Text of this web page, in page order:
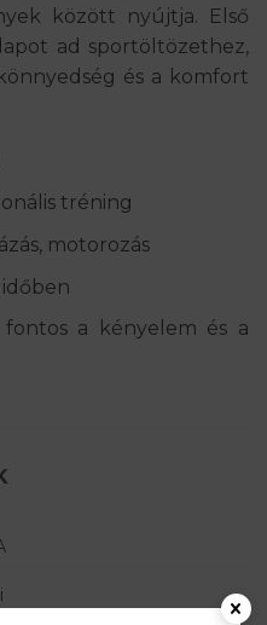
között nyújtja. Első
ad sportöltözethez,
és a komfort
tréning
motorozás
a kényelem és a